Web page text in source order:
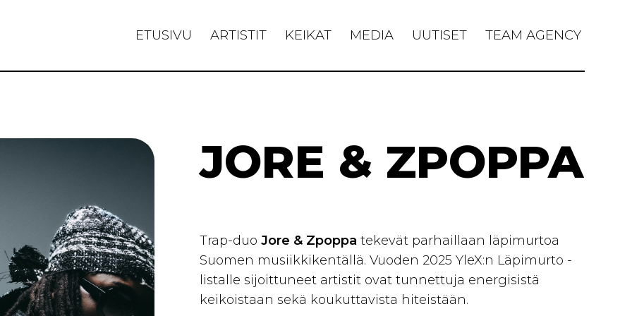
ETUSIVU ARTISTIT KEIKAT MEDIA UUTISET TEAM AGENCY
JORE & ZPOPPA
Trap-duoJore & Zpoppa tekevät parhaillaan läpimurtoa
Suomen musiikkikentällä. Vuoden 2025 YleX:n Läpimurto -
listalle sijoittuneet artistit ovat tunnettuja energisistä
keikoistaan sekä koukuttavista hiteistään.